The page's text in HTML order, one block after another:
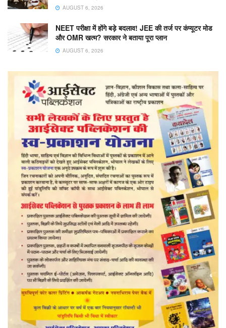
AUGUST 6, 2026
NEET परीक्षा में होंगे बड़े बदलाव! JEE की तर्ज पर कंप्यूटर मोड
और OMR खत्म? सरकार ने बताया पूरा प्लान
AUGUST 6, 2026